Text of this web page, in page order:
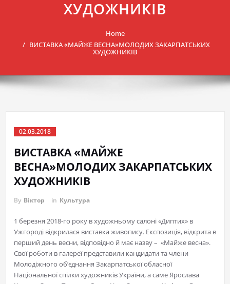
ХУДОЖНИКІВ
Home
ВИСТАВКА «МАЙЖЕ ВЕСНА»МОЛОДИХ ЗАКАРПАТСЬКИХ
ХУДОЖНИКІВ
02.03.2018
ВИСТАВКА «МАЙЖЕ
ВЕСНА»МОЛОДИХ ЗАКАРПАТСЬКИХ
ХУДОЖНИКІВ
By Віктор in Культура
1 березня 2018-го року в художньому салоні «Диптих» в
Ужгороді відкрилася виставка живопису. Експозиція, відкрита в
перший день весни, відповідно й має назву – «Майже весна».
Свої роботи в галереї представили кандидати та члени
Молодіжного об’єднання Закарпатської обласної
Національної спілки художників України, а саме Ярослава